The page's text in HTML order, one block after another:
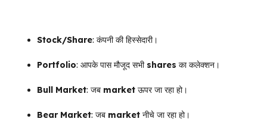
Stock/Share: कंपनी की हिस्सेदारी।
Portfolio: आपके पास मौजूद सभी shares का कलेक्शन।
Bull Market: जब market ऊपर जा रहा हो।
Bear Market: जब market नीचे जा रहा हो।